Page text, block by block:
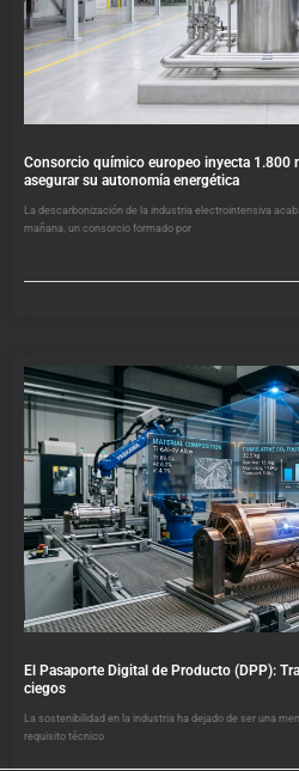
Consorcio químico europeo inyecta 1.800
asegurar su autonomía energética
La descarbonización de la industria electrointensiva
mañana, un consorcio formado por
El Pasaporte Digital de Producto (DPP):
ciegos
La sostenibilidad en la industria ha dejado de ser una
requisito técnico